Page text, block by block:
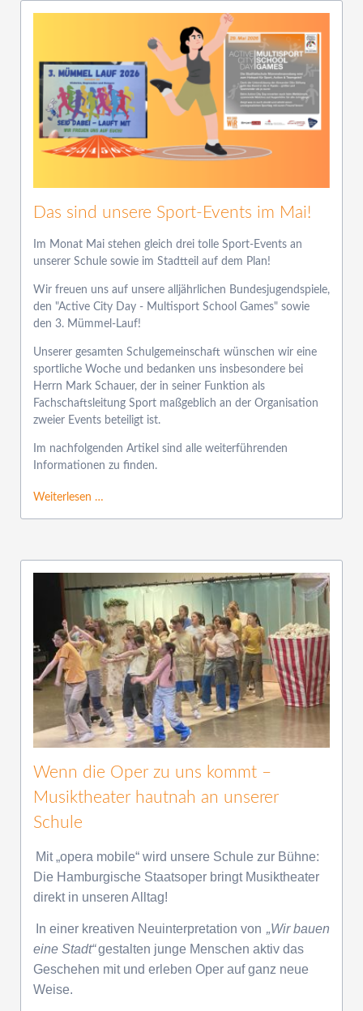
Das sind unsere Sport-Events im Mai!
Im Monat Mai stehen gleich drei tolle Sport-Events an
unserer Schule sowie im Stadtteil auf dem Plan!
Wir freuen uns auf unsere alljährlichen Bundesjugendspiele,
den "Active City Day - Multisport School Games" sowie
den 3. Mümmel-Lauf!
Unserer gesamten Schulgemeinschaft wünschen wir eine
sportliche Woche und bedanken uns insbesondere bei
Herrn Mark Schauer, der in seiner Funktion als
Fachschaftsleitung Sport maßgeblich an der Organisation
zweier Events beteiligt ist.
Im nachfolgenden Artikel sind alle weiterführenden
Informationen zu finden.
Weiterlesen …
Wenn die Oper zu uns kommt –
Musiktheater hautnah an unserer
Schule
Mit „opera mobile“ wird unsere Schule zur Bühne:
Die Hamburgische Staatsoper bringt Musiktheater
direkt in unseren Alltag!
In einer kreativen Neuinterpretation von „Wir bauen
eine Stadt“gestalten junge Menschen aktiv das
Geschehen mit und erleben Oper auf ganz neue
Weise.